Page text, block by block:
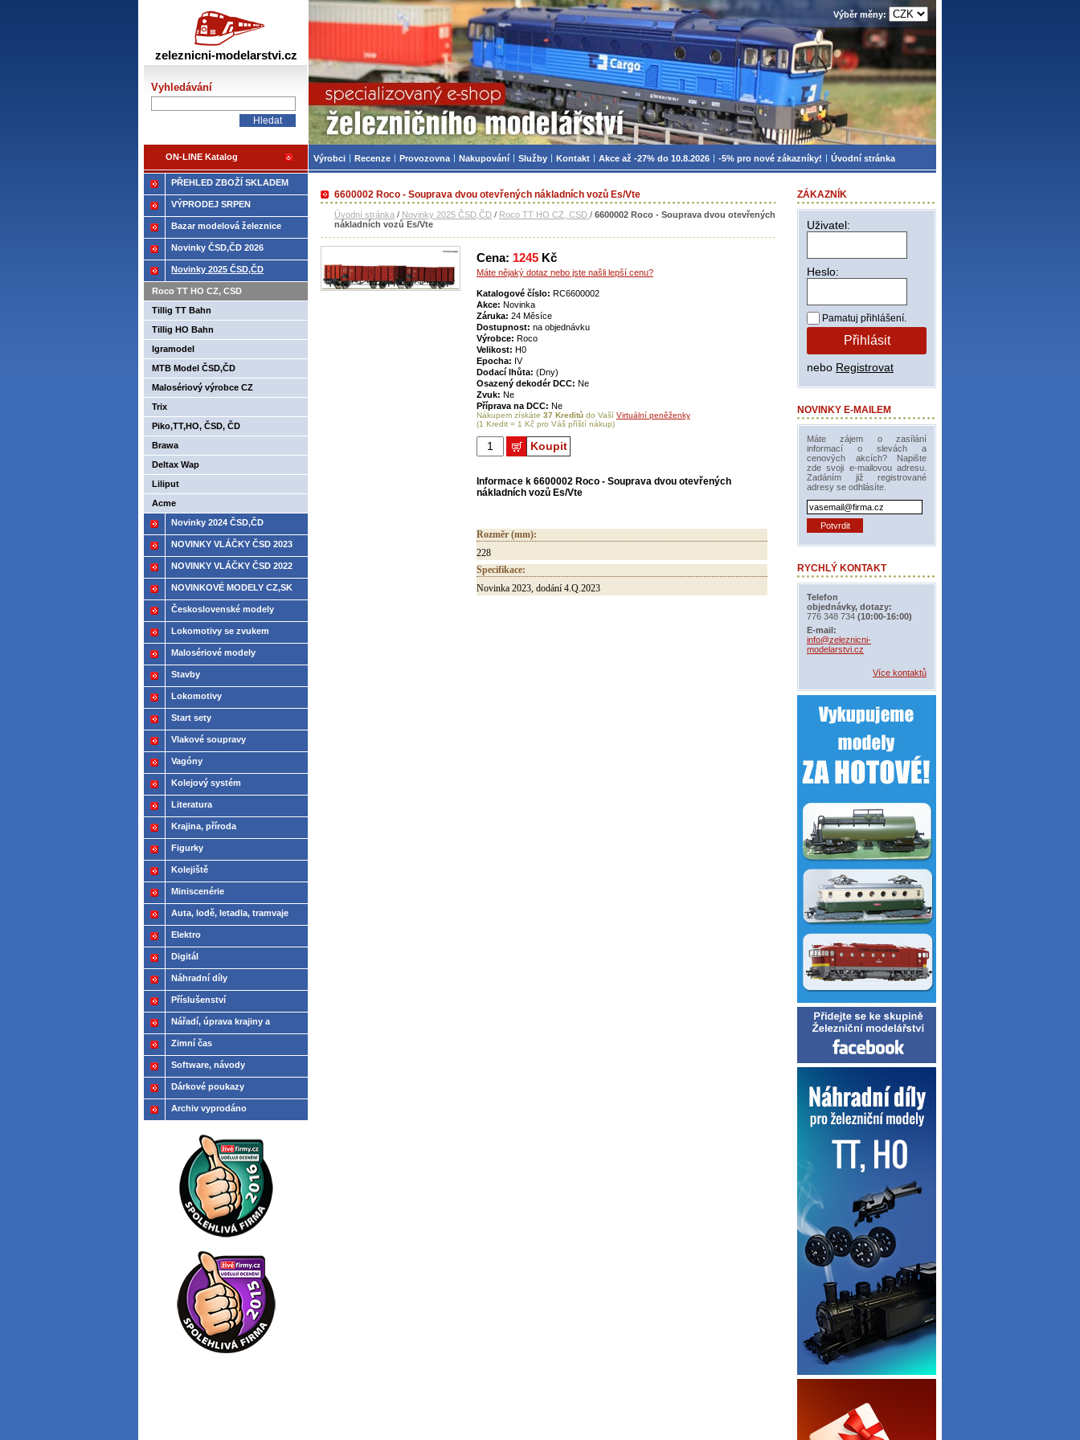
6600002 Roco - Souprava dvou otevřených nákladních vozů Es/Vte
Úvodní stránka / Novinky 2025 ČSD,ČD / Roco TT HO CZ, CSD / 6600002 Roco - Souprava dvou otevřených
nákladních vozů Es/Vte
Cena: 1245 Kč
Máte nějaký dotaz nebo jste našli lepší cenu?
Katalogové číslo: RC6600002
Akce: Novinka
Záruka: 24 Měsíce
Dostupnost: na objednávku
Výrobce: Roco
Velikost: H0
Epocha: IV
Dodací lhůta: (Dny)
Osazený dekodér DCC: Ne
Zvuk: Ne
Příprava na DCC: Ne
Nákupem získáte 37 Kreditů do Vaší Virtuální peněženky
(1 Kredit = 1 Kč pro Váš příští nákup)
Koupit
Informace k 6600002 Roco - Souprava dvou otevřených
nákladních vozů Es/Vte
Rozměr (mm):
228
Specifikace:
Novinka 2023, dodání 4.Q.2023
ZÁKAZNÍK
Uživatel:
Heslo:
Pamatuj přihlášení.
Přihlásit
nebo Registrovat
NOVINKY E-MAILEM
Máte zájem o zasílání
informací o slevách a
cenových akcích? Napište
zde svoji e-mailovou adresu.
Zadáním již registrované
adresy se odhlásíte.
RYCHLÝ KONTAKT
Telefon
objednávky, dotazy:
776 348 734 (10:00-16:00)
E-mail:
info@zeleznicni-
modelarstvi.cz
Více kontaktů
PŘEHLED ZBOŽÍ SKLADEM
VÝPRODEJ SRPEN
Bazar modelová železnice
Novinky ČSD,ČD 2026
Novinky 2025 ČSD,ČD
Roco TT HO CZ, CSD
Tillig TT Bahn
Tillig HO Bahn
Igramodel
MTB Model ČSD,ČD
Malosériový výrobce CZ
Trix
Piko,TT,HO, ČSD, ČD
Brawa
Deltax Wap
Liliput
Acme
Novinky 2024 ČSD,ČD
NOVINKY VLÁČKY ČSD 2023
NOVINKY VLÁČKY ČSD 2022
NOVINKOVÉ MODELY CZ,SK
2021
Československé modely
ČSD,ČD
Lokomotivy se zvukem
Malosériové modely
Stavby
Lokomotivy
Start sety
Vlakové soupravy
Vagóny
Kolejový systém
Literatura
Krajina, příroda
Figurky
Kolejiště
Miniscenérie
Auta, lodě, letadla, tramvaje
Elektro
Digitál
Náhradní díly
Příslušenství
Nářadí, úprava krajiny a
modelů
Zimní čas
Software, návody
Dárkové poukazy
Archiv vyprodáno
zeleznicni-modelarstvi.cz
Vyhledávání
ON-LINE Katalog
Železniční modelářství, modely, TT, H0, mašinky
Výběr měny:
Výrobci Recenze Provozovna Nakupování Služby Kontakt Akce až -27% do 10.8.2026 -5% pro nové zákazníky! Úvodní stránka